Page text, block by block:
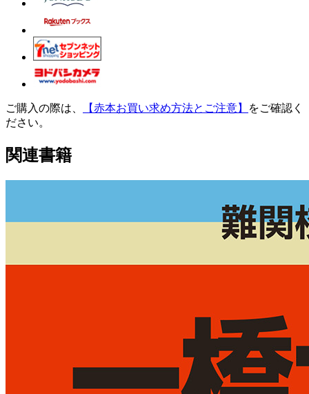
ご購入の際は、 【赤本お買い求め方法とご注意】
をご確認く
ださい。
関連書籍